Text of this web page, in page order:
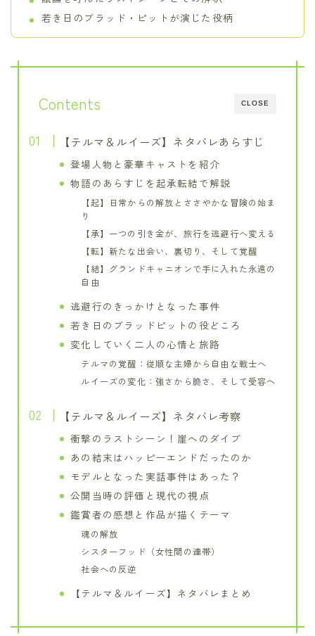
若き日のブラッド・ピットが演じた役柄
CLOSE
Contents
【テルマ＆ルイーズ】ネタバレあらすじ
登場人物と豪華キャストを紹介
物語のあらすじを起承転結で解説
【起】日常からの解放とささやかな冒険の始ま
り
【承】一つの引き金が、旅行を逃避行へ変える
【転】新たな出会い、裏切り、そして覚醒
【結】グランドキャニオンで手に入れた永遠の
自由
逃避行のきっかけとなった事件
若き日のブラッドピットの役どころ
変化していく二人の心情と旅路
テルマの覚醒：従順な主婦から自由な戦士へ
ルイーズの変化：強さから脆さ、そして受容へ
【テルマ＆ルイーズ】ネタバレ考察
衝撃のラストシーン！崖へのダイブ
あの結末はハッピーエンドだったのか
モデルとなった実話事件はあった？
公開当時の評価と現代の視点
鑑賞者の感想と作品が描くテーマ
魂の解放
シスターフッド（女性間の連帯）
社会への反逆
【テルマ＆ルイーズ】ネタバレまとめ